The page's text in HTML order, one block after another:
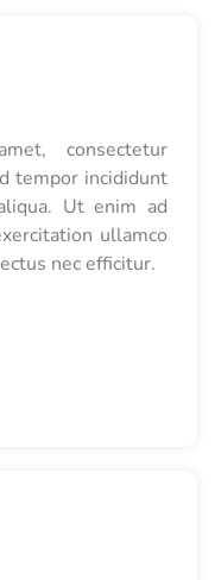
consectetur
tempor incididunt
Ut enim ad
ullamco
nec efficitur.